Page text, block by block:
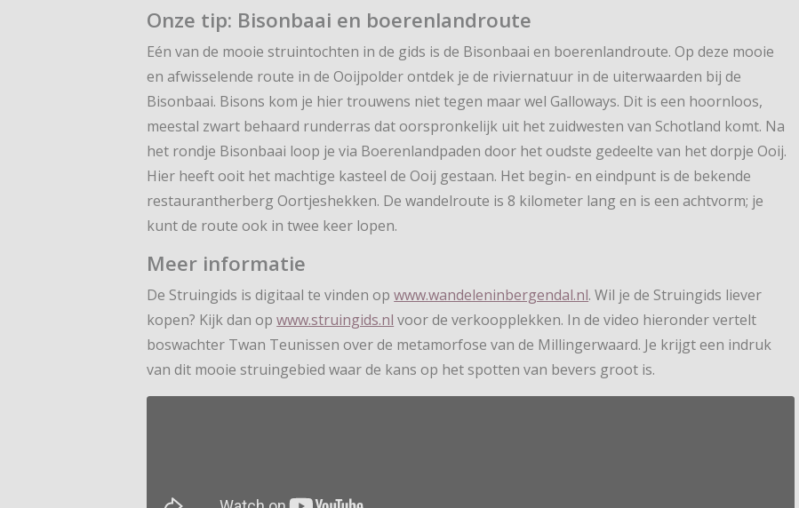
Onze tip: Bisonbaai en boerenlandroute
Eén van de mooie struintochten in de gids is de Bisonbaai en boerenlandroute. Op deze mooie
en afwisselende route in de Ooijpolder ontdek je de riviernatuur in de uiterwaarden bij de
Bisonbaai. Bisons kom je hier trouwens niet tegen maar wel Galloways. Dit is een hoornloos,
meestal zwart behaard runderras dat oorspronkelijk uit het zuidwesten van Schotland komt. Na
het rondje Bisonbaai loop je via Boerenlandpaden door het oudste gedeelte van het dorpje Ooij.
Hier heeft ooit het machtige kasteel de Ooij gestaan. Het begin- en eindpunt is de bekende
restaurantherberg Oortjeshekken. De wandelroute is 8 kilometer lang en is een achtvorm; je
kunt de route ook in twee keer lopen.
Meer informatie
De Struingids is digitaal te vinden opwww.wandeleninbergendal.nl. Wil je de Struingids liever
kopen? Kijk dan opwww.struingids.nl voor de verkoopplekken. In de video hieronder vertelt
boswachter Twan Teunissen over de metamorfose van de Millingerwaard. Je krijgt een indruk
van dit mooie struingebied waar de kans op het spotten van bevers groot is.